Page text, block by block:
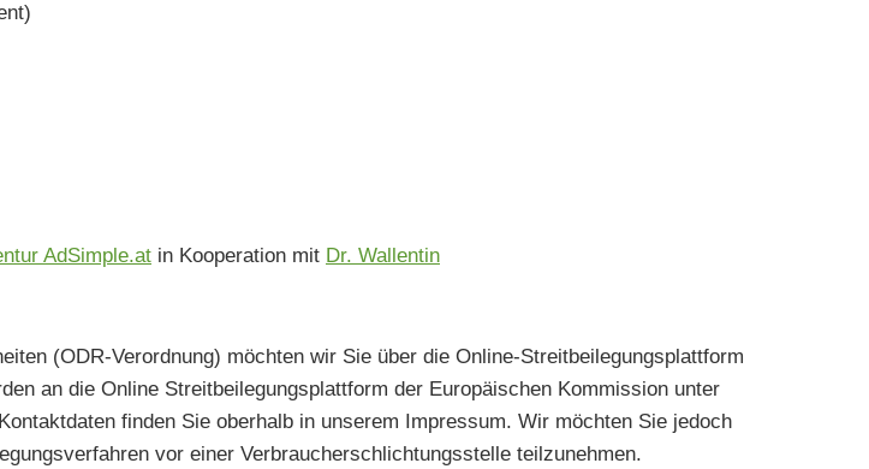
AdSimple.at in Kooperation mit Dr. Wallentin
(ODR-Verordnung) möchten wir Sie über die Online-Streitbeilegungsplattform
an die Online Streitbeilegungsplattform der Europäischen Kommission unter
finden Sie oberhalb in unserem Impressum. Wir möchten Sie jedoch
vor einer Verbraucherschlichtungsstelle teilzunehmen.